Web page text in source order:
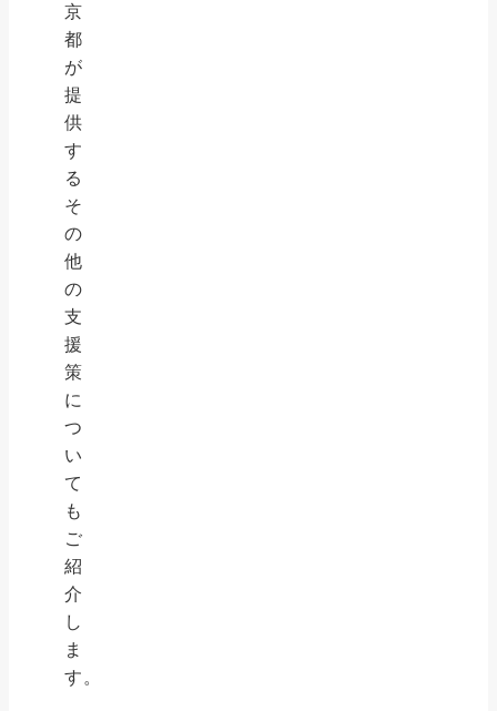
京
都
が
提
供
す
る
そ
の
他
の
支
援
策
に
つ
い
て
も
ご
紹
介
し
ま
す。